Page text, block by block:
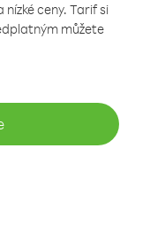
ceny. Tarif si
můžete